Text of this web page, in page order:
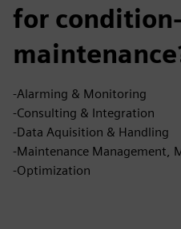
for
-Alarming & Monitoring
-Consulting & Integration
-Data Aquisition & Handling
-Maintenance Management,
-Optimization